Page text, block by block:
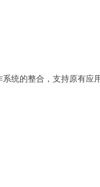
统的整合，支持原有应